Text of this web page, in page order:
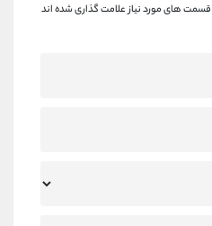
قسمت های مورد نیاز علامت گذاری شده اند